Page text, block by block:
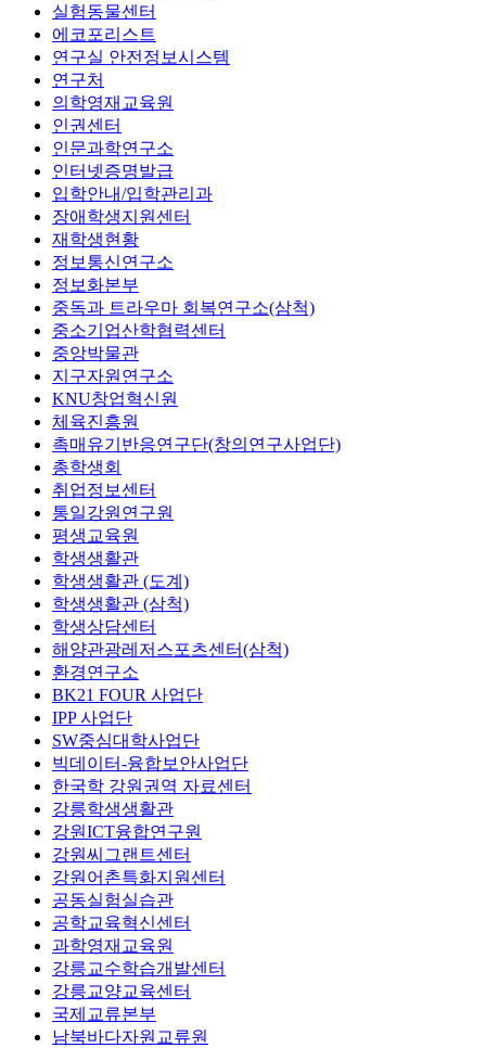
실험동물센터
에코포리스트
연구실 안전정보시스템
연구처
의학영재교육원
인권센터
인문과학연구소
인터넷증명발급
입학안내/입학관리과
장애학생지원센터
재학생현황
정보통신연구소
정보화본부
중독과 트라우마 회복연구소(삼척)
중소기업산학협력센터
중앙박물관
지구자원연구소
KNU창업혁신원
체육진흥원
촉매유기반응연구단(창의연구사업단)
총학생회
취업정보센터
통일강원연구원
평생교육원
학생생활관
학생생활관 (도계)
학생생활관 (삼척)
학생상담센터
해양관광레저스포츠센터(삼척)
환경연구소
BK21 FOUR 사업단
IPP 사업단
SW중심대학사업단
빅데이터-융합보안사업단
한국학 강원권역 자료센터
강릉학생생활관
강원ICT융합연구원
강원씨그랜트센터
강원어촌특화지원센터
공동실험실습관
공학교육혁신센터
과학영재교육원
강릉교수학습개발센터
강릉교양교육센터
국제교류본부
남북바다자원교류원